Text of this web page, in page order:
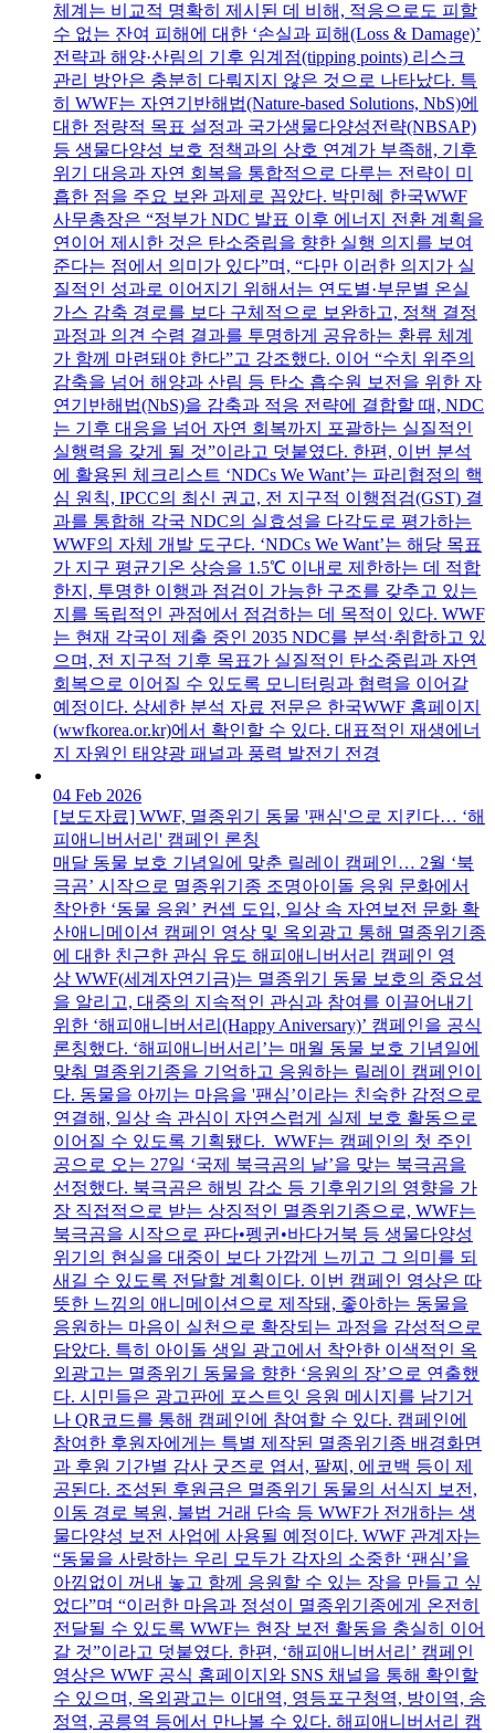
체계는 비교적 명확히 제시된 데 비해, 적응으로도 피할
수 없는 잔여 피해에 대한 ‘손실과 피해(Loss & Damage)’
전략과 해양·산림의 기후 임계점(tipping points) 리스크
관리 방안은 충분히 다뤄지지 않은 것으로 나타났다. 특
히 WWF는 자연기반해법(Nature-based Solutions, NbS)에
대한 정량적 목표 설정과 국가생물다양성전략(NBSAP)
등 생물다양성 보호 정책과의 상호 연계가 부족해, 기후
위기 대응과 자연 회복을 통합적으로 다루는 전략이 미
흡한 점을 주요 보완 과제로 꼽았다. 박민혜 한국WWF
사무총장은 “정부가 NDC 발표 이후 에너지 전환 계획을
연이어 제시한 것은 탄소중립을 향한 실행 의지를 보여
준다는 점에서 의미가 있다”며, “다만 이러한 의지가 실
질적인 성과로 이어지기 위해서는 연도별·부문별 온실
가스 감축 경로를 보다 구체적으로 보완하고, 정책 결정
과정과 의견 수렴 결과를 투명하게 공유하는 환류 체계
가 함께 마련돼야 한다”고 강조했다. 이어 “수치 위주의
감축을 넘어 해양과 산림 등 탄소 흡수원 보전을 위한 자
연기반해법(NbS)을 감축과 적응 전략에 결합할 때, NDC
는 기후 대응을 넘어 자연 회복까지 포괄하는 실질적인
실행력을 갖게 될 것”이라고 덧붙였다. 한편, 이번 분석
에 활용된 체크리스트 ‘NDCs We Want’는 파리협정의 핵
심 원칙, IPCC의 최신 권고, 전 지구적 이행점검(GST) 결
과를 통합해 각국 NDC의 실효성을 다각도로 평가하는
WWF의 자체 개발 도구다. ‘NDCs We Want’는 해당 목표
가 지구 평균기온 상승을 1.5℃ 이내로 제한하는 데 적합
한지, 투명한 이행과 점검이 가능한 구조를 갖추고 있는
지를 독립적인 관점에서 점검하는 데 목적이 있다. WWF
는 현재 각국이 제출 중인 2035 NDC를 분석·취합하고 있
으며, 전 지구적 기후 목표가 실질적인 탄소중립과 자연
회복으로 이어질 수 있도록 모니터링과 협력을 이어갈
예정이다. 상세한 분석 자료 전문은 한국WWF 홈페이지
(wwfkorea.or.kr)에서 확인할 수 있다. 대표적인 재생에너
지 자원인 태양광 패널과 풍력 발전기 전경
04 Feb 2026
[보도자료] WWF, 멸종위기 동물 '팬심'으로 지킨다… ‘해
피애니버서리' 캠페인 론칭
매달 동물 보호 기념일에 맞춘 릴레이 캠페인… 2월 ‘북
극곰’ 시작으로 멸종위기종 조명아이돌 응원 문화에서
착안한 ‘동물 응원’ 컨셉 도입, 일상 속 자연보전 문화 확
산애니메이션 캠페인 영상 및 옥외광고 통해 멸종위기종
에 대한 친근한 관심 유도 해피애니버서리 캠페인 영
상 WWF(세계자연기금)는 멸종위기 동물 보호의 중요성
을 알리고, 대중의 지속적인 관심과 참여를 이끌어내기
위한 ‘해피애니버서리(Happy Aniversary)’ 캠페인을 공식
론칭했다. ‘해피애니버서리’는 매월 동물 보호 기념일에
맞춰 멸종위기종을 기억하고 응원하는 릴레이 캠페인이
다. 동물을 아끼는 마음을 '팬심’이라는 친숙한 감정으로
연결해, 일상 속 관심이 자연스럽게 실제 보호 활동으로
이어질 수 있도록 기획됐다. WWF는 캠페인의 첫 주인
공으로 오는 27일 ‘국제 북극곰의 날’을 맞는 북극곰을
선정했다. 북극곰은 해빙 감소 등 기후위기의 영향을 가
장 직접적으로 받는 상징적인 멸종위기종으로, WWF는
북극곰을 시작으로 판다•펭귄•바다거북 등 생물다양성
위기의 현실을 대중이 보다 가깝게 느끼고 그 의미를 되
새길 수 있도록 전달할 계획이다. 이번 캠페인 영상은 따
뜻한 느낌의 애니메이션으로 제작돼, 좋아하는 동물을
응원하는 마음이 실천으로 확장되는 과정을 감성적으로
담았다. 특히 아이돌 생일 광고에서 착안한 이색적인 옥
외광고는 멸종위기 동물을 향한 ‘응원의 장’으로 연출했
다. 시민들은 광고판에 포스트잇 응원 메시지를 남기거
나 QR코드를 통해 캠페인에 참여할 수 있다. 캠페인에
참여한 후원자에게는 특별 제작된 멸종위기종 배경화면
과 후원 기간별 감사 굿즈로 엽서, 팔찌, 에코백 등이 제
공된다. 조성된 후원금은 멸종위기 동물의 서식지 보전,
이동 경로 복원, 불법 거래 단속 등 WWF가 전개하는 생
물다양성 보전 사업에 사용될 예정이다. WWF 관계자는
“동물을 사랑하는 우리 모두가 각자의 소중한 ‘팬심’을
아낌없이 꺼내 놓고 함께 응원할 수 있는 장을 만들고 싶
었다”며 “이러한 마음과 정성이 멸종위기종에게 온전히
전달될 수 있도록 WWF는 현장 보전 활동을 충실히 이어
갈 것”이라고 덧붙였다. 한편, ‘해피애니버서리’ 캠페인
영상은 WWF 공식 홈페이지와 SNS 채널을 통해 확인할
수 있으며, 옥외광고는 이대역, 영등포구청역, 방이역, 송
정역, 공릉역 등에서 만나볼 수 있다. 해피애니버서리 캠